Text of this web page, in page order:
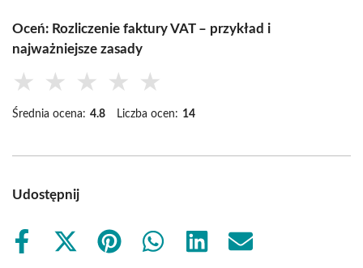
Oceń: Rozliczenie faktury VAT – przykład i
najważniejsze zasady
★ ★ ★ ★ ★
Średnia ocena: 4.8 Liczba ocen: 14
Udostępnij
Share
Share
Share
Share
Share
Share